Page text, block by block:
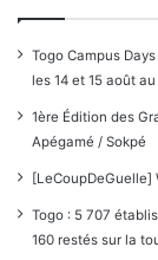
Togo Campus
les 14 et 15 août au
1ère Édition des
Apégamé / Sokpé
[LeCoupDeGuelle]
Togo : 5 707
160 restés sur la